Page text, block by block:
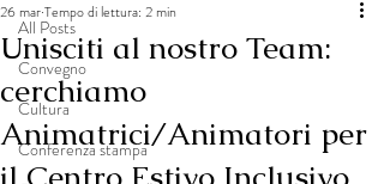
All Posts
Convegno
Cultura
Conferenza stampa
Unisciti al nostro Team:
cerchiamo
Animatrici/Animatori per
26 marTempo di lettura: 2 min